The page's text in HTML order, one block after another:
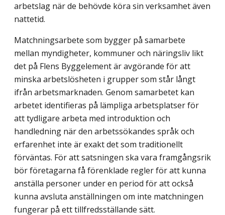
arbetslag när de behövde köra sin verksamhet även
nattetid.
Matchningsarbete som bygger på samarbete
mellan myndigheter, kommuner och näringsliv likt
det på Flens Byggelement är avgörande för att
minska arbetslösheten i grupper som står långt
ifrån arbetsmarknaden. Genom samarbetet kan
arbetet identifi­eras på lämpliga arbetsplatser för
att tydligare arbeta med introduktion och
handledning när den arbetssökandes språk och
erfarenhet inte är exakt det som traditionellt
förväntas. För att satsningen ska vara framgångsrik
bör företagarna få förenklade regler för att kunna
anställa personer under en period för att också
kunna avsluta anställningen om inte matchningen
fungerar på ett tillfredsställande sätt.